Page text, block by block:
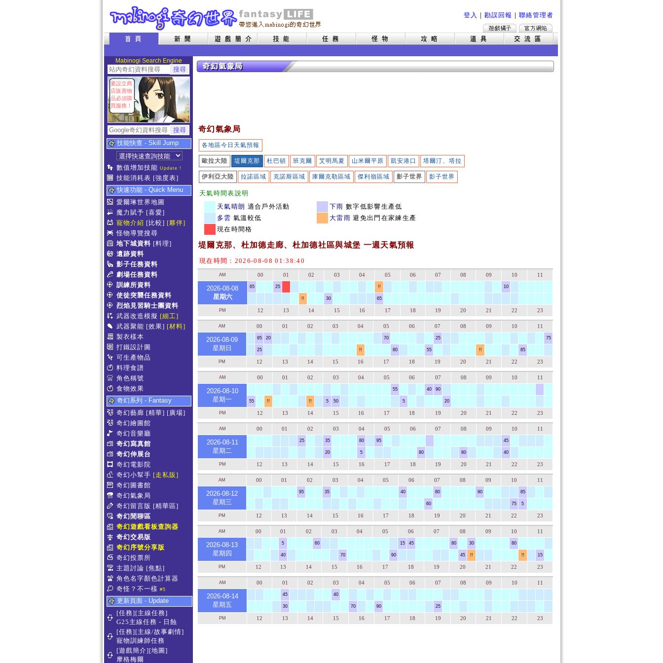
登入 ｜ 勘誤回報 ｜ 聯絡管理者
Mabinogi Search Engine
要設立商
店販賣物
品必須購
買服務！
技能快查 - Skill Jump
數值增加技能 Update !
技能消耗表 [強度表]
快速功能 - Quick Menu
愛爾琳世界地圖
魔力賦予 [喜愛]
寵物介紹 [比較] [夥伴]
怪物導覽搜尋
地下城資料 [料理]
遺跡資料
影子任務資料
劇場任務資料
訓練所資料
使徒突襲任務資料
烈焰見習騎士團資料
武器改造模擬 [細工]
武器聚能 [效果] [材料]
製衣樣本
打鐵設計圖
可生產物品
料理食譜
角色稱號
食物效果
奇幻系列 - Fantasy
奇幻藝廊 [精華] [廣場]
奇幻繪圖館
奇幻音樂廳
奇幻寫真館
奇幻伸展台
奇幻電影院
奇幻小幫手 [走私販]
奇幻圖書館
奇幻氣象局
奇幻留言版 [精華區]
奇幻閒聊區
奇幻遊戲看板查詢器
奇幻交易版
奇幻序號分享版
奇幻投票所
主題討論 [焦點]
角色名字顏色計算器
奇怪？不一樣 #5
更新頁面 - Update
[任務][主線任務]
G25主線任務 - 日蝕
[任務][主線/故事劇情]
寵物訓練師任務
[遊戲簡介][地圖]
摩格梅爾
奇幻氣象局
各地區今日天氣預報
歐拉大陸 堤爾克那 杜巴頓 班克爾 艾明馬夏 山米爾平原 凱安港口 塔爾汀、塔拉
伊利亞大陸 拉諾區域 克諾斯區域 庫爾克勒區域 傑利嶺區域 影子世界 影子世界
天氣時間表說明
天氣晴朗 適合戶外活動 下雨 數字低影響生產低
多雲 氣溫較低 大雷雨避免出門在家練生產
現在時間格
堤爾克那、杜加德走廊、杜加德社區與城堡 一週天氣預報
現在時間：2026-08-08 01:38:40
AM 00 01 02 03 04 05 06 07 08 09 10 11
2026-08-08
星期六
65 25 !! 10
!! 30 65
PM 12 13 14 15 16 17 18 19 20 21 22 23
AM 00 01 02 03 04 05 06 07 08 09 10 11
2026-08-09
星期日
95 20 70 25 75
25 !! 80 55 !! 85
PM 12 13 14 15 16 17 18 19 20 21 22 23
AM 00 01 02 03 04 05 06 07 08 09 10 11
2026-08-10
星期一
55 40 90
55 !! !! 5 50 5 20
PM 12 13 14 15 16 17 18 19 20 21 22 23
AM 00 01 02 03 04 05 06 07 08 09 10 11
2026-08-11
星期二
25 35 80 95 45
20 5 80 80 40
PM 12 13 14 15 16 17 18 19 20 21 22 23
AM 00 01 02 03 04 05 06 07 08 09 10 11
2026-08-12
星期三
95 35 40 80 90 85
60 75 5
PM 12 13 14 15 16 17 18 19 20 21 22 23
AM 00 01 02 03 04 05 06 07 08 09 10 11
2026-08-13
星期四
5 60 15 45 80 30 80
40 70 90 45 !! !! 15
PM 12 13 14 15 16 17 18 19 20 21 22 23
AM 00 01 02 03 04 05 06 07 08 09 10 11
2026-08-14
星期五
45 40
30 70 90 25
PM 12 13 14 15 16 17 18 19 20 21 22 23